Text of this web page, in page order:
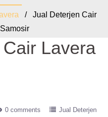
/ Jual Deterjen Cair
Lavera
0 comments
Jual Deterjen